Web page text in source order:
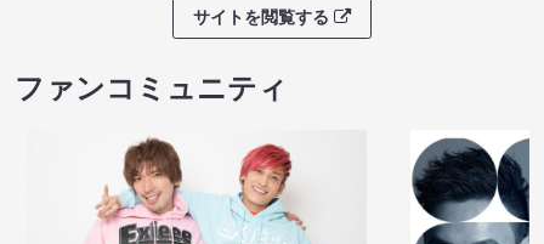
サイトを閲覧する
ファンコミュニティ